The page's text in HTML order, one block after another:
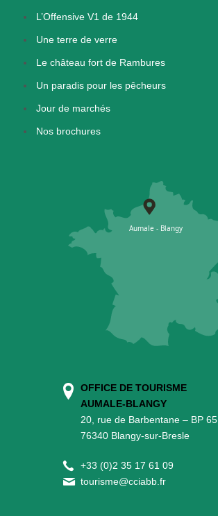
L’Offensive V1 de 1944
Une terre de verre
Le château fort de Rambures
Un paradis pour les pêcheurs
Jour de marchés
Nos brochures
OFFICE DE TOURISME
AUMALE-BLANGY
20, rue de Barbentane – BP 65
76340 Blangy-sur-Bresle
+33 (0)2 35 17 61 09
tourisme@cciabb.fr